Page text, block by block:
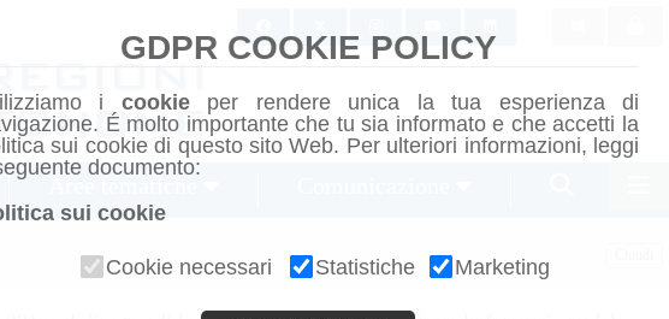
GDPR COOKIE POLICY
i cookieper rendere unica la tua esperienza di
É molto importante che tu sia informato e che accetti la
sui cookie di questo sito Web. Per ulteriori informazioni, leggi
documento:
sui cookie
Cookie necessari Statistiche Marketing